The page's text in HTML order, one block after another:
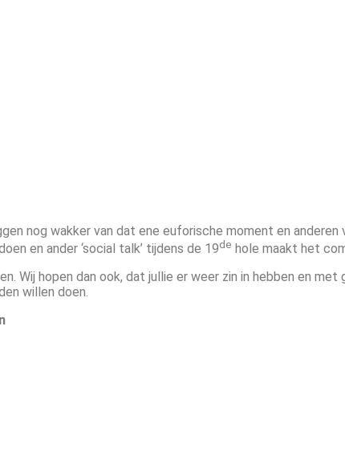
nog wakker van dat ene euforische moment en
en ander ‘social talk’ tijdens de 19de hole maakt het
Wij hopen dan ook, dat jullie er weer zin in hebben en
willen doen.